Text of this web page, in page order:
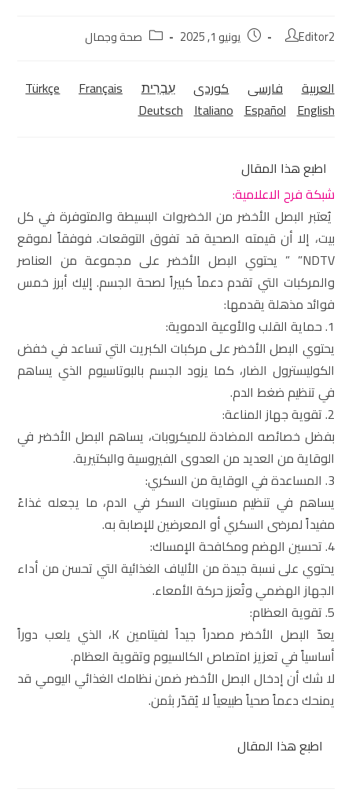
Editor2 يونيو 1, 2025 صحة وجمال
العربية فارسی كوردی‎ עִבְרִית Türkçe
Français
Deutsch Italiano Español English
اطبع هذا المقال
شبكة فرح الاعلامية:
يُعتبر البصل الأخضر من الخضروات البسيطة والمتوفرة في كل
بيت، إلا أن قيمته الصحية قد تفوق التوقعات. فوفقاً لموقع
NDTV” ” يحتوي البصل الأخضر على مجموعة من العناصر
والمركبات التي تقدم دعماً كبيراً لصحة الجسم. إليك أبرز خمس
فوائد مذهلة يقدمها:
1. حماية القلب والأوعية الدموية:
يحتوي البصل الأخضر على مركبات الكبريت التي تساعد في خفض
الكوليسترول الضار، كما يزود الجسم بالبوتاسيوم الذي يساهم
في تنظيم ضغط الدم.
2. تقوية جهاز المناعة:
بفضل خصائصه المضادة للميكروبات، يساهم البصل الأخضر في
الوقاية من العديد من العدوى الفيروسية والبكتيرية.
3. المساعدة في الوقاية من السكري:
يساهم في تنظيم مستويات السكر في الدم، ما يجعله غذاءً
مفيداً لمرضى السكري أو المعرضين للإصابة به.
4. تحسين الهضم ومكافحة الإمساك:
يحتوي على نسبة جيدة من الألياف الغذائية التي تحسن من أداء
الجهاز الهضمي وتُعزز حركة الأمعاء.
5. تقوية العظام:
يعدّ البصل الأخضر مصدراً جيداً لفيتامين K، الذي يلعب دوراً
أساسياً في تعزيز امتصاص الكالسيوم وتقوية العظام.
لا شك أن إدخال البصل الأخضر ضمن نظامك الغذائي اليومي قد
يمنحك دعماً صحياً طبيعياً لا يُقدّر بثمن.
اطبع هذا المقال